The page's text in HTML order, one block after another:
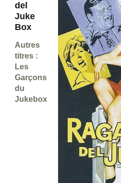
del
Juke
Box
Autres
titres :
Les
Garçons
du
Jukebox